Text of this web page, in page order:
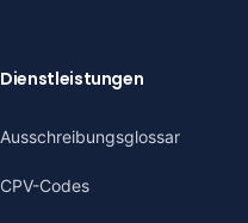
Dienstleistungen
Ausschreibungsglossar
CPV-Codes